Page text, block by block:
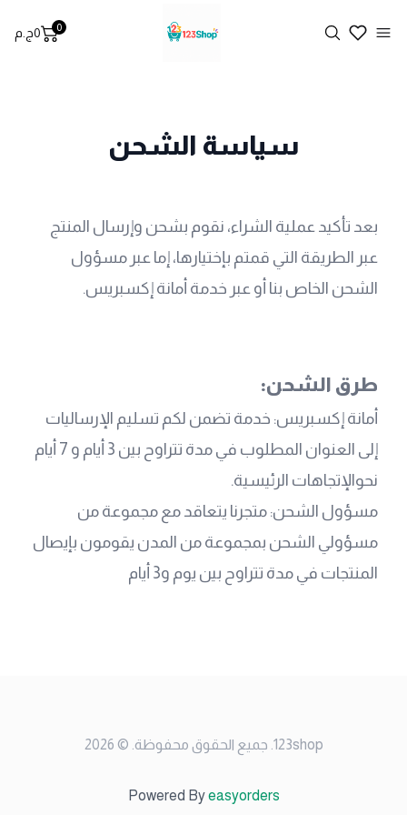
Open menu
Search
0
view bag
0ج.م
سياسة الشحن
الشحن الخاص بنا أو عبر خدمة أمانة إكسبريس.
طرق الشحن:
نحوالإتجاهات الرئيسية.
المنتجات في مدة تتراوح بين يوم و3 أيام
123shop جميع الحقوق محفوظة . ©
2026
Powered By easyorders